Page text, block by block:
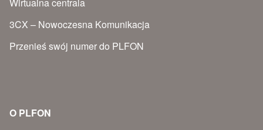
3CX – Nowoczesna Komunikacja
Przenieś swój numer do PLFON
O PLFON